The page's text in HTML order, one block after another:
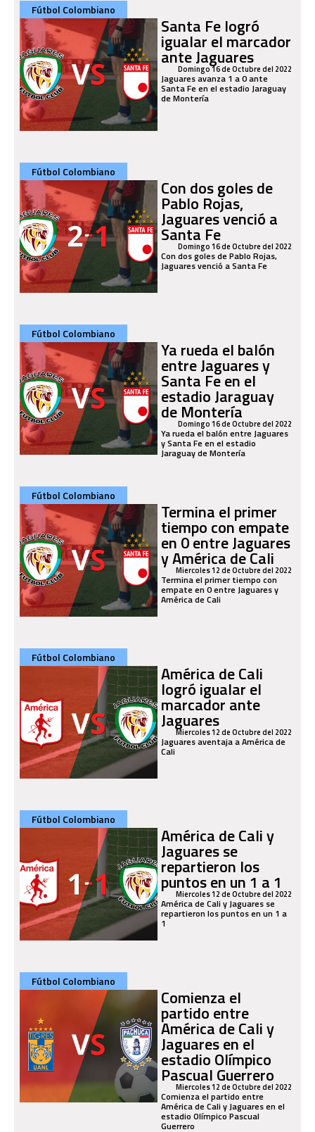
Fútbol Colombiano
Santa Fe logró
igualar el marcador
ante Jaguares
Domingo 16 de Octubre del 2022
Jaguares avanza 1 a 0 ante
Santa Fe en el estadio Jaraguay
de Montería
Fútbol Colombiano
Con dos goles de
Pablo Rojas,
Jaguares venció a
Santa Fe
Domingo 16 de Octubre del 2022
Con dos goles de Pablo Rojas,
Jaguares venció a Santa Fe
Fútbol Colombiano
Ya rueda el balón
entre Jaguares y
Santa Fe en el
estadio Jaraguay
de Montería
Domingo 16 de Octubre del 2022
Ya rueda el balón entre Jaguares
y Santa Fe en el estadio
Jaraguay de Montería
Fútbol Colombiano
Termina el primer
tiempo con empate
en 0 entre Jaguares
y América de Cali
Miercoles 12 de Octubre del 2022
Termina el primer tiempo con
empate en 0 entre Jaguares y
América de Cali
Fútbol Colombiano
América de Cali
logró igualar el
marcador ante
Jaguares
Miercoles 12 de Octubre del 2022
Jaguares aventaja a América de
Cali
Fútbol Colombiano
América de Cali y
Jaguares se
repartieron los
puntos en un 1 a 1
Miercoles 12 de Octubre del 2022
América de Cali y Jaguares se
repartieron los puntos en un 1 a
1
Fútbol Colombiano
Comienza el
partido entre
América de Cali y
Jaguares en el
estadio Olímpico
Pascual Guerrero
Miercoles 12 de Octubre del 2022
Comienza el partido entre
América de Cali y Jaguares en el
estadio Olímpico Pascual
Guerrero